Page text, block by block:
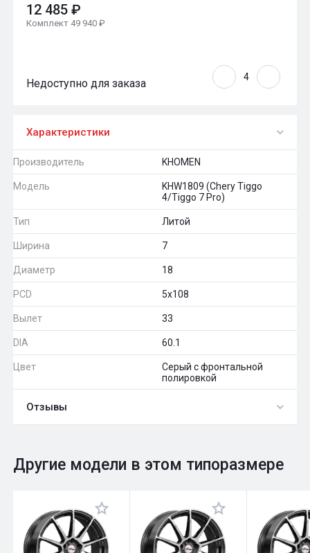
12 485 ₽
Комплект 49 940 ₽
Недоступно для заказа
Характеристики
Производитель KHOMEN
Модель
KHW1809 (Chery Tiggo
4/Tiggo 7 Pro)
Тип Литой
Ширина 7
Диаметр 18
PCD 5x108
Вылет 33
DIA 60.1
Цвет
Серый с фронтальной
полировкой
Отзывы
Оставить отзыв
Общий рейтинг 0
Другие модели в этом типоразмере